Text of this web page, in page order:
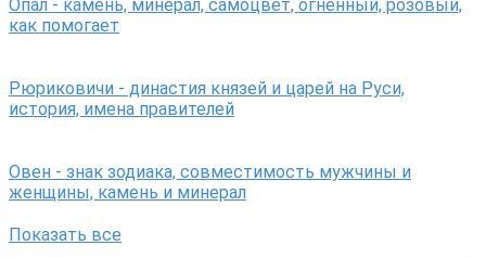
Опал - камень, минерал, самоцвет, огненный, розовый,
как помогает
Рюриковичи - династия князей и царей на Руси,
история, имена правителей
Овен - знак зодиака, совместимость мужчины и
женщины, камень и минерал
Показать все